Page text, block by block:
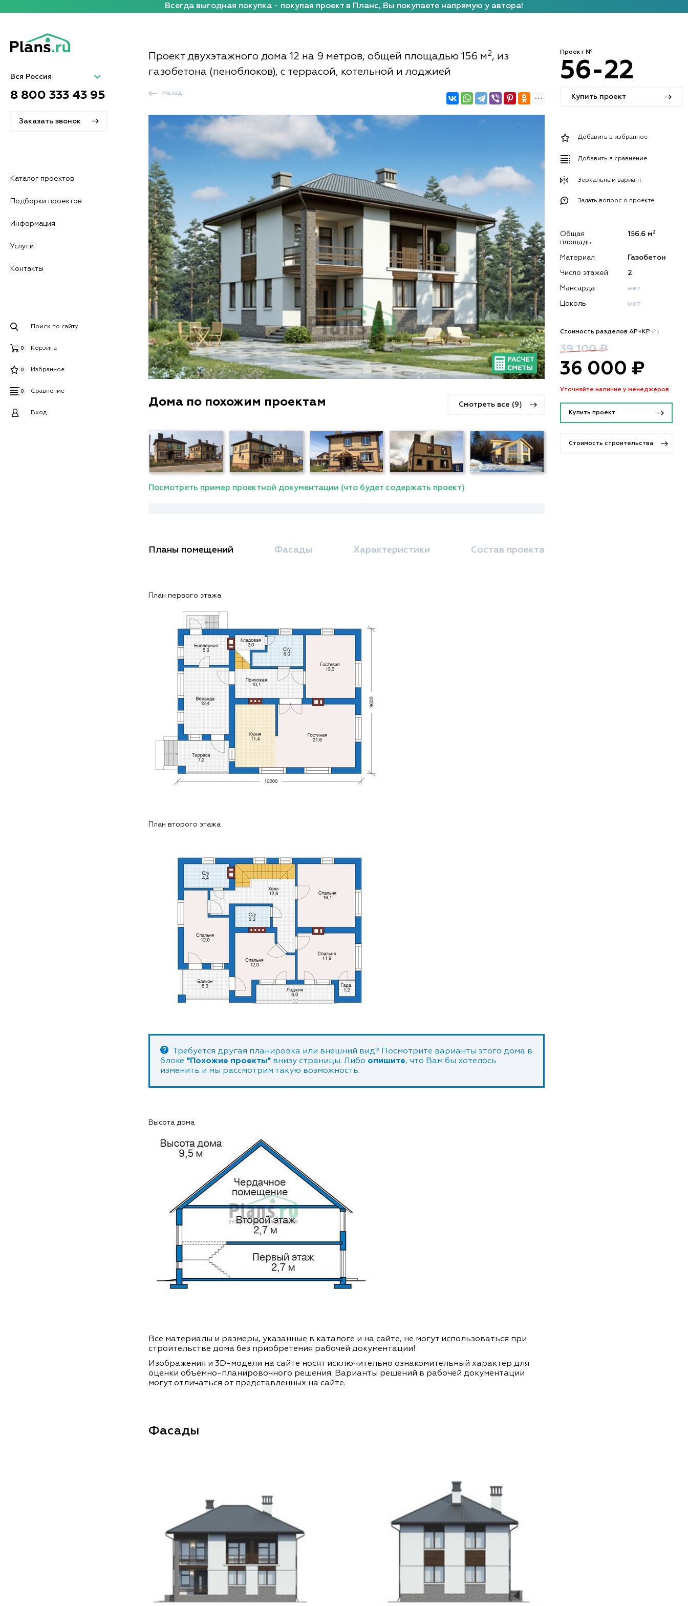
Всегда выгодная покупка - покупая проект в Планс, Вы покупаете напрямую у автора!
Вся Россия
8 800 333 43 95
Заказать звонок
Каталог проектов
Подборки проектов
Информация
Услуги
Контакты
Поиск по сайту
Корзина
0
Избранное
0
Сравнение
0
Вход
Проект двухэтажного дома 12 на 9 метров, общей площадью 156 м2, из
газобетона (пеноблоков), с террасой, котельной и лоджией
Назад
Дома по похожим проектам Смотреть все (9)
Посмотреть пример проектной документации (что будет содержать проект)
Планы помещений Фасады Характеристики Состав проекта
План первого этажа
План второго этажа
Требуется другая планировка или внешний вид? Посмотрите варианты этого дома в
блоке "Похожие проекты" внизу страницы. Либо опишите, что Вам бы хотелось
изменить и мы рассмотрим такую возможность.
Высота дома
Все материалы и размеры, указанные в каталоге и на сайте, не могут использоваться при
строительстве дома без приобретения рабочей документации!
Изображения и 3D-модели на сайте носят исключительно ознакомительный характер для
оценки объемно-планировочного решения. Варианты решений в рабочей документации
могут отличаться от представленных на сайте.
Фасады
Проект №
56-22
Купить проект
Добавить в избранное
Добавить в сравнение
Зеркальный вариант
Задать вопрос о проекте
Общая
площадь
156.6 м2
Материал Газобетон
Число этажей 2
Мансарда нет
Цоколь нет
Стоимость разделов АР+КР (?)
39 100 ₽
36 000 ₽
Уточняйте наличие у менеджеров
Купить проект
Стоимость строительства